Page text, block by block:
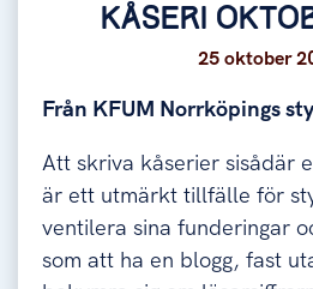
KÅSERI
25 oktober
Från KFUM Norrköpings
Att skriva kåserier sisådär
är ett utmärkt tillfälle för
ventilera sina funderingar
som att ha en blogg, fast